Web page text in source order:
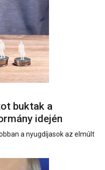
buktak a
idején
a nyugdíjasok az elmúlt